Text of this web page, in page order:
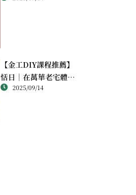
【金工DIY課程推薦】
恬日｜在萬華老宅體驗
純銀手作
2025/09/14